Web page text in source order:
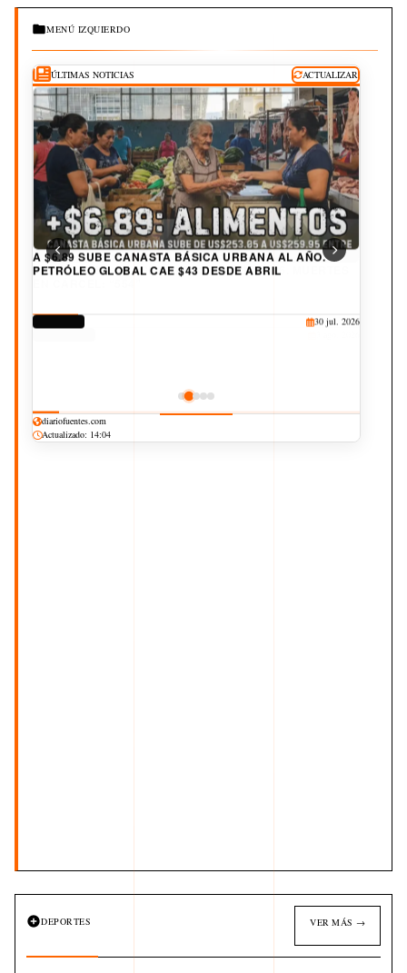
MENÚ IZQUIERDO
ÚLTIMAS NOTICIAS ACTUALIZAR
A $6.89 SUBE CANASTA BÁSICA URBANA AL AÑO.
PETRÓLEO GLOBAL CAE $43 DESDE ABRIL
DERECHOS
30 jul. 2026
diariofuentes.com
Actualizado: 14:04
DEPORTES VER MÁS →